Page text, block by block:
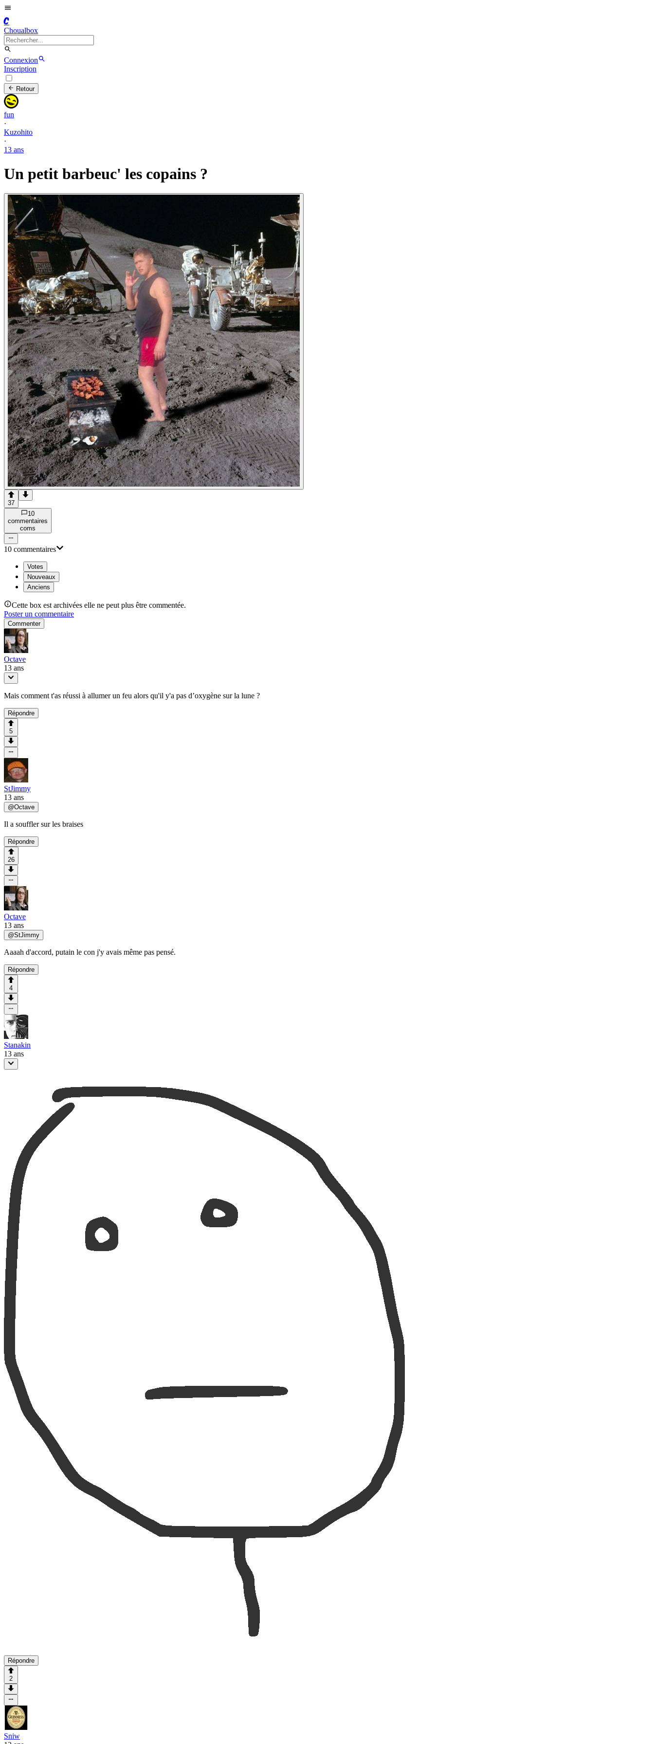
C
Choualbox
Connexion
Inscription
Retour
fun
·
Kuzohito
·
13 ans
Un petit barbeuc' les copains ?
37
10
commentaires
coms
10 commentaires
Votes
Nouveaux
Anciens
Cette box est archivées elle ne peut plus être commentée.
Poster un commentaire
Commenter
Octave
13 ans
Mais comment t'as réussi à allumer un feu alors qu'il y'a pas d’oxygène sur la lune ?
Répondre
5
StJimmy
13 ans
@Octave
Il a souffler sur les braises
Répondre
26
Octave
13 ans
@StJimmy
Aaaah d'accord, putain le con j'y avais même pas pensé.
Répondre
4
Stanakin
13 ans
Répondre
2
Sniw